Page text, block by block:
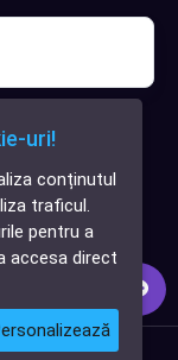
✕
aplicație
uri!
conținutul
traficul.
pentru a
accesa direct